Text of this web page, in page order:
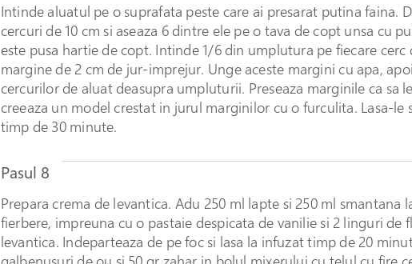
Intinde aluatul pe o suprafata peste care ai presarat putina faina.
cercuri de 10 cm si aseaza 6 dintre ele pe o tava de copt unsa cu
este pusa hartie de copt. Intinde 1/6 din umplutura pe fiecare cerc
margine de 2 cm de jur-imprejur. Unge aceste margini cu apa,
cercurilor de aluat deasupra umpluturii. Preseaza marginile ca sa
creeaza un model crestat in jurul marginilor cu o furculita. Lasa-le
timp de 30 minute.
Pasul 8
Prepara crema de levantica. Adu 250 ml lapte si 250 ml smantana
fierbere, impreuna cu o pastaie despicata de vanilie si 2 linguri de
levantica. Indeparteaza de pe foc si lasa la infuzat timp de 20